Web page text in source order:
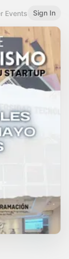
Events Sign In